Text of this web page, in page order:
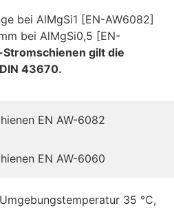
bei AlMgSi1 [EN-AW6082]
bei AlMgSi0,5 [EN-
gilt die
43670.
EN AW-6082
EN AW-6060
35 °C,